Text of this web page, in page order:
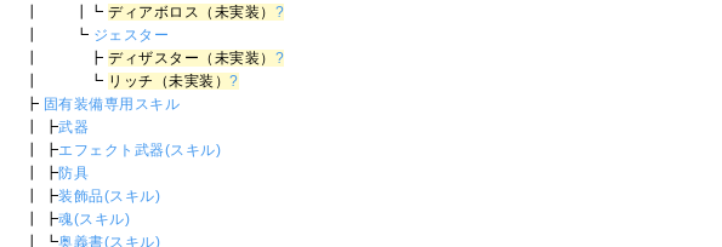
┃ ┃┗ディアボロス（未実装） ?
┃ ┗ ジェスター
┃ ┣ディザスター（未実装） ?
┃ ┗ リッチ（未実装）?
┣ 固有装備専用スキル
┃ ┣武器
┃ ┣エフェクト武器(スキル)
┃ ┣防具
┃ ┣装飾品(スキル)
┃ ┣魂(スキル)
┃ ┗奥義書(スキル)